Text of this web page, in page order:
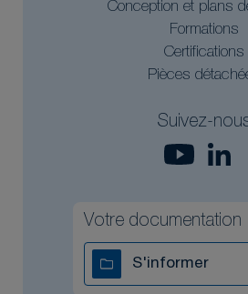
Conception et plans
Formations
Certifications
Pièces
Suivez-
Votre documentation
S'informer